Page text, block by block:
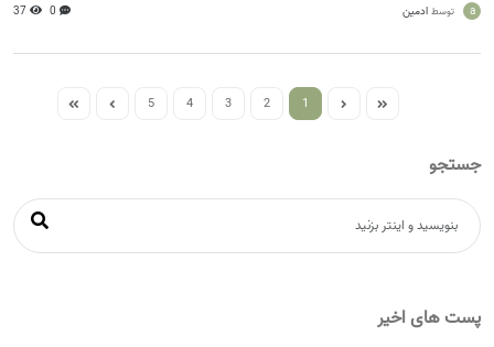
a توسط ادمین 0
37
1
2
3
4
5
جستجو
پست های اخیر